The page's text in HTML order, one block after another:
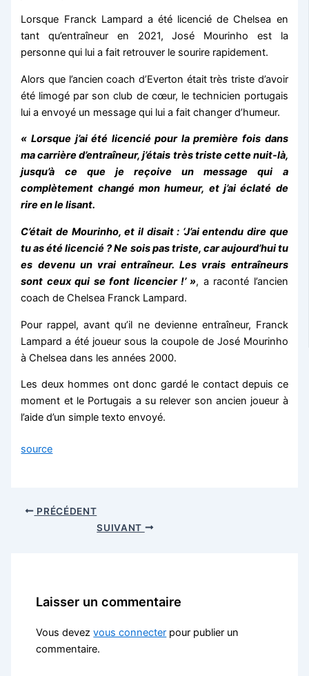
Lorsque Franck Lampard a été licencié de Chelsea en
tant qu’entraîneur en 2021, José Mourinho est la
personne qui lui a fait retrouver le sourire rapidement.
Alors que l’ancien coach d’Everton était très triste d’avoir
été limogé par son club de cœur, le technicien portugais
lui a envoyé un message qui lui a fait changer d’humeur.
« Lorsque j’ai été licencié pour la première fois dans
ma carrière d’entraîneur, j’étais très triste cette nuit-là,
jusqu’à ce que je reçoive un message qui a
complètement changé mon humeur, et j’ai éclaté de
rire en le lisant.
C’était de Mourinho, et il disait : ‘J’ai entendu dire que
tu as été licencié ? Ne sois pas triste, car aujourd’hui tu
es devenu un vrai entraîneur. Les vrais entraîneurs
sont ceux qui se font licencier !’ », a raconté l’ancien
coach de Chelsea Franck Lampard.
Pour rappel, avant qu’il ne devienne entraîneur, Franck
Lampard a été joueur sous la coupole de José Mourinho
à Chelsea dans les années 2000.
Les deux hommes ont donc gardé le contact depuis ce
moment et le Portugais a su relever son ancien joueur à
l’aide d’un simple texto envoyé.
source
PRÉCÉDENT
SUIVANT
Laisser un commentaire
Vous devezvous connecter pour publier un
commentaire.